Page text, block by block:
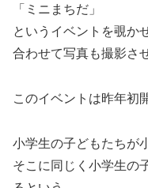
「ミニまちだ」
というイベントを覗か
合わせて写真も撮影さ
このイベントは昨年初
小学生の子どもたちが
そこに同じく小学生の